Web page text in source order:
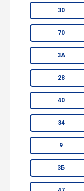
30
70
3А
28
40
34
9
3Б